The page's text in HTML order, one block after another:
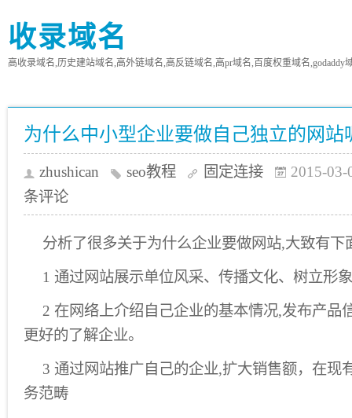
收录域名
高收录域名,历史建站域名,高外链域名,高反链域名,高pr域名,百度权重域名,godaddy
为什么中小型企业要做自己独立的网站
zhushican seo教程 固定连接
2015-03-
条评论
分析了很多关于为什么企业要做网站,大致有下
1 通过网站展示单位风采、传播文化、树立形
2 在网络上介绍自己企业的基本情况,发布产品
更好的了解企业。
3 通过网站推广自己的企业,扩大销售额，在现
务范畴